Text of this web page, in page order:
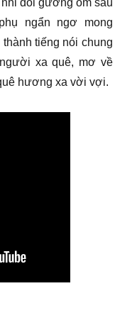
đối gương ôm sầu
ngẩn ngơ mong
tiếng nói chung
xa quê, mơ về
hương xa vời vợi.